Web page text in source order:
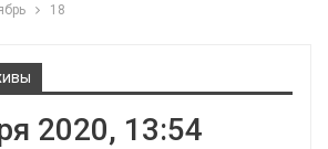
18
2020, 13:54